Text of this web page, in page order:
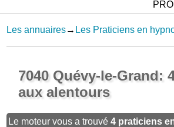
Les annuaires→ Les Praticiens en
7040 Quévy-le-Grand:
aux alentours
Le moteur vous a trouvé 4 praticiens